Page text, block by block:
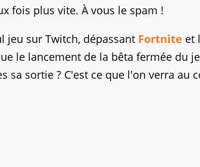
fois plus vite. À vous le spam !
jeu sur Twitch, dépassant Fortnite et
le lancement de la bêta fermée du
sa sortie ? C'est ce que l'on verra au